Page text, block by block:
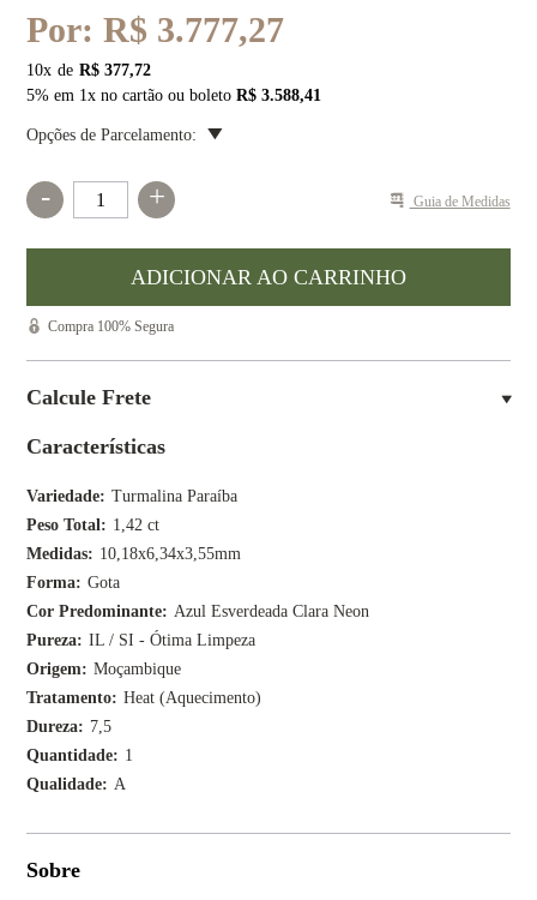
Características
Variedade
Turmalina Paraíba
Peso Total
1,42 ct
Medidas
10,18x6,34x3,55mm
Forma
Gota
Cor Predominante
Azul Esverdeada Clara Neon
Pureza
IL / SI - Ótima Limpeza
Origem
Moçambique
Tratamento
Heat (Aquecimento)
Dureza
7,5
Quantidade
1
Qualidade
A
Sobre
Por:R$ 3.777,27
10x
R$ 377,72
5% em 1x no cartão ou boletoR$ 3.588,41
Opções de Parcelamento:
- + Guia de Medidas
Compra 100% Segura
Calcule Frete